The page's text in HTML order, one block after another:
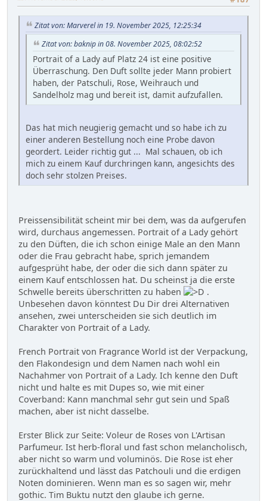
Zitat von: Marverel in 19. November 2025, 12:25:34
Zitat von: baknip in 08. November 2025, 08:02:52
Portrait of a Lady auf Platz 24 ist eine positive
Überraschung. Den Duft sollte jeder Mann probiert
haben, der Patschuli, Rose, Weihrauch und
Sandelholz mag und bereit ist, damit aufzufallen.
Das hat mich neugierig gemacht und so habe ich zu
einer anderen Bestellung noch eine Probe davon
geordert. Leider richtig gut ... Mal schauen, ob ich
mich zu einem Kauf durchringen kann, angesichts des
doch sehr stolzen Preises.
Preissensibilität scheint mir bei dem, was da aufgerufen
wird, durchaus angemessen. Portrait of a Lady gehört
zu den Düften, die ich schon einige Male an den Mann
oder die Frau gebracht habe, sprich jemandem
aufgesprüht habe, der oder die sich dann später zu
einem Kauf entschlossen hat. Du scheinst ja die erste
Schwelle bereits überschritten zu haben
.
Unbesehen davon könntest Du Dir drei Alternativen
ansehen, zwei unterscheiden sie sich deutlich im
Charakter von Portrait of a Lady.
French Portrait von Fragrance World ist der Verpackung,
den Flakondesign und dem Namen nach wohl ein
Nachahmer von Portrait of a Lady. Ich kenne den Duft
nicht und halte es mit Dupes so, wie mit einer
Coverband: Kann manchmal sehr gut sein und Spaß
machen, aber ist nicht dasselbe.
Erster Blick zur Seite: Voleur de Roses von L'Artisan
Parfumeur. Ist herb-floral und fast schon melancholisch,
aber nicht so warm und voluminös. Die Rose ist eher
zurückhaltend und lässt das Patchouli und die erdigen
Noten dominieren. Wenn man es so sagen wir, mehr
gothic. Tim Buktu nutzt den glaube ich gerne.